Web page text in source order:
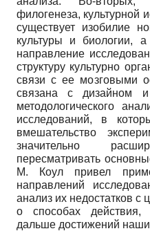
филогенеза, культурной
существует изобилие
культуры и биологии,
направление
структуру культурно
связи с ее мозговыми
связана с дизайном и
методологического
исследований, в
вмешательство
значительно
пересматривать
М. Коул привел
направлений
анализ их недостатков с
о способах действия,
дальше достижений